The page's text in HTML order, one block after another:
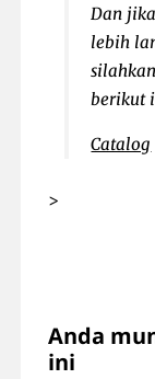
Dan
lebih
berikut
Catalog
>
Anda
ini